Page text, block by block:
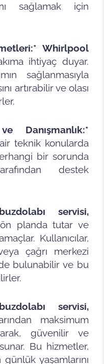
sağlamak için
Whirlpool
ihtiyaç duyar.
sağlanmasıyla
artırabilir ve olası
Danışmanlık:*
teknik konularda
bir sorunda
destek
servisi,
planda tutar ve
Kullanıcılar,
çağrı merkezi
bulunabilir ve bu
servisi,
maksimum
güvenilir ve
Bu hizmetler,
yaşamlarını